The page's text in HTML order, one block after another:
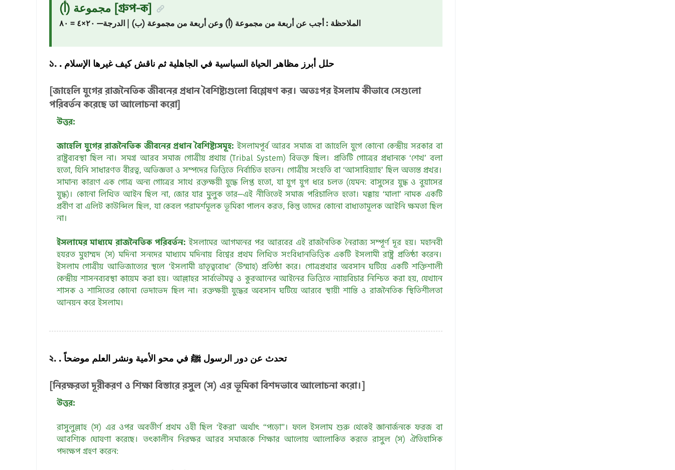
مجموعة (أ) [গ্রুপ-ক]
الملاحظة : أجب عن أربعة من مجموعة (أ) وعن أربعة من مجموعة (ب) | الدرجة— ٢٠×٤ = ٨٠
১. حلل أبرز مظاهر الحياة السياسية في الجاهلية ثم ناقش كيف غيرها الإسلام .
[জাহেলি যুগের রাজনৈতিক জীবনের প্রধান বৈশিষ্ট্যগুলো বিশ্লেষণ কর। অতঃপর ইসলাম কীভাবে সেগুলো
পরিবর্তন করেছে তা আলোচনা করো]
উত্তর:
জাহেলি যুগের রাজনৈতিক জীবনের প্রধান বৈশিষ্ট্যসমূহ: ইসলামপূর্ব আরব সমাজ বা জাহেলি যুগে কোনো কেন্দ্রীয় সরকার বা
রাষ্ট্রব্যবস্থা ছিল না। সমগ্র আরব সমাজ গোত্রীয় প্রথায় (Tribal System) বিভক্ত ছিল। প্রতিটি গোত্রের প্রধানকে ‘শেখ’ বলা
হতো, যিনি সাধারণত বীরত্ব, অভিজ্ঞতা ও সম্পদের ভিত্তিতে নির্বাচিত হতেন। গোত্রীয় সংহতি বা ‘আসাবিয়্যাহ’ ছিল অত্যন্ত প্রখর।
সামান্য কারণে এক গোত্র অন্য গোত্রের সাথে রক্তক্ষয়ী যুদ্ধে লিপ্ত হতো, যা যুগ যুগ ধরে চলত (যেমন: বাসুসের যুদ্ধ ও বুয়াসের
যুদ্ধ)। কোনো লিখিত আইন ছিল না, জোর যার মুলুক তার—এই নীতিতেই সমাজ পরিচালিত হতো। মক্কায় ‘মালা’ নামক একটি
প্রবীণ বা এলিট কাউন্সিল ছিল, যা কেবল পরামর্শমূলক ভূমিকা পালন করত, কিন্তু তাদের কোনো বাধ্যতামূলক আইনি ক্ষমতা ছিল
না।
ইসলামের মাধ্যমে রাজনৈতিক পরিবর্তন: ইসলামের আগমনের পর আরবের এই রাজনৈতিক নৈরাজ্য সম্পূর্ণ দূর হয়। মহানবী
হযরত মুহাম্মদ (স) মদিনা সনদের মাধ্যমে মদিনায় বিশ্বের প্রথম লিখিত সংবিধানভিত্তিক একটি ইসলামী রাষ্ট্র প্রতিষ্ঠা করেন।
ইসলাম গোত্রীয় আভিজাত্যের স্থলে ‘ইসলামী ভ্রাতৃত্ববোধ’ (উম্মাহ) প্রতিষ্ঠা করে। গোত্রপ্রথার অবসান ঘটিয়ে একটি শক্তিশালী
কেন্দ্রীয় শাসনব্যবস্থা কায়েম করা হয়। আল্লাহর সার্বভৌমত্ব ও কুরআনের আইনের ভিত্তিতে ন্যায়বিচার নিশ্চিত করা হয়, যেখানে
শাসক ও শাসিতের কোনো ভেদাভেদ ছিল না। রক্তক্ষয়ী যুদ্ধের অবসান ঘটিয়ে আরবে স্থায়ী শান্তি ও রাজনৈতিক স্থিতিশীলতা
আনয়ন করে ইসলাম।
২. تحدث عن دور الرسول ﷺ في محو الأمية ونشر العلم موضحاً .
[নিরক্ষরতা দূরীকরণ ও শিক্ষা বিস্তারে রসুল (স) এর ভূমিকা বিশদভাবে আলোচনা করো।]
উত্তর:
রাসুলুল্লাহ (স) এর ওপর অবতীর্ণ প্রথম ওহী ছিল ‘ইকরা’ অর্থাৎ “পড়ো”। ফলে ইসলাম শুরু থেকেই জ্ঞানার্জনকে ফরজ বা
আবশ্যিক ঘোষণা করেছে। তৎকালীন নিরক্ষর আরব সমাজকে শিক্ষার আলোয় আলোকিত করতে রাসুল (স) ঐতিহাসিক
পদক্ষেপ গ্রহণ করেন: